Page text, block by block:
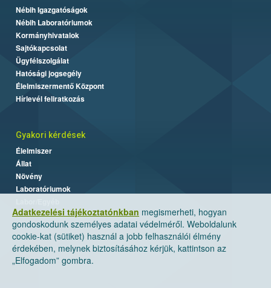
Adatkezelési tájékoztatónkban megismerheti, hogyan
gondoskodunk személyes adatai védelméről. Weboldalunk
cookie-kat (sütiket) használ a jobb felhasználói élmény
érdekében, melynek biztosításához kérjük, kattintson az
„Elfogadom” gombra.
Nébih Igazgatóságok
Nébih Laboratóriumok
Kormányhivatalok
Sajtókapcsolat
Ügyfélszolgálat
Hatósági jogsegély
Élelmiszermentő Központ
Hírlevél feliratkozás
Gyakori kérdések
Élelmiszer
Állat
Növény
Laboratóriumok